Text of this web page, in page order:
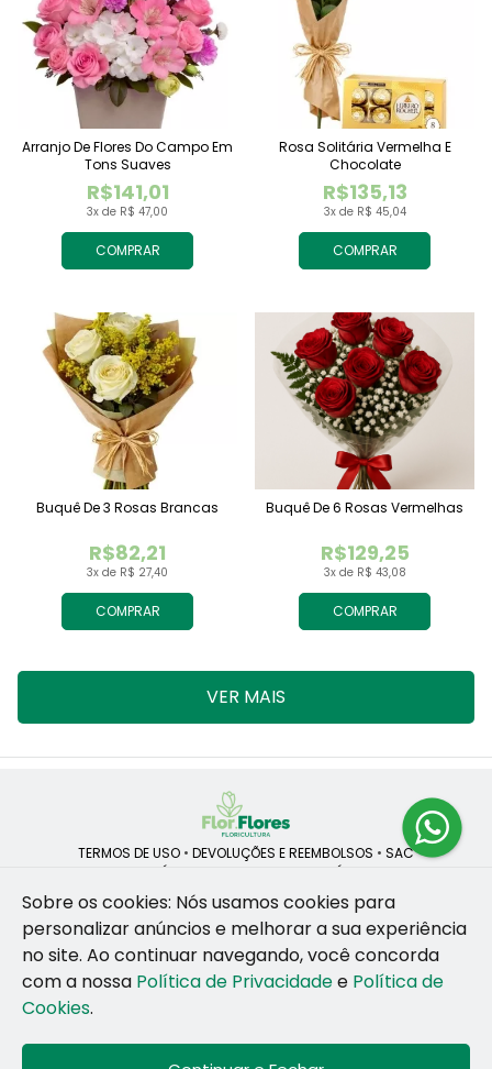
COMPRAR
3x de R$ 47,00
R$141,01
Arranjo De Flores Do Campo Em
Tons Suaves
COMPRAR
3x de R$ 45,04
R$135,13
Rosa Solitária Vermelha E
Chocolate
COMPRAR
3x de R$ 27,40
R$82,21
Buquê De 3 Rosas Brancas
COMPRAR
3x de R$ 43,08
R$129,25
Buquê De 6 Rosas Vermelhas
VER MAIS
TERMOS DE USO • DEVOLUÇÕES E REEMBOLSOS • SAC
POLÍTICA DE PRIVACIDADE POLÍTICA DE COOKIES
ROSANE CRISTINA LINS DE VESCONCELOS | CNPJ: 55.381.783/0001-92
CAIS SANTA RITA, no SN, BOX 34-35, Sao Jose - Recife - PE - 50020-
© 2024-2026 - Todos os direitos reservados - Desenvolvido por
Sobre os cookies: Nós usamos cookies para
personalizar anúncios e melhorar a sua experiência
no site. Ao continuar navegando, você concorda
com a nossa Política de Privacidadee Política de
Cookies.